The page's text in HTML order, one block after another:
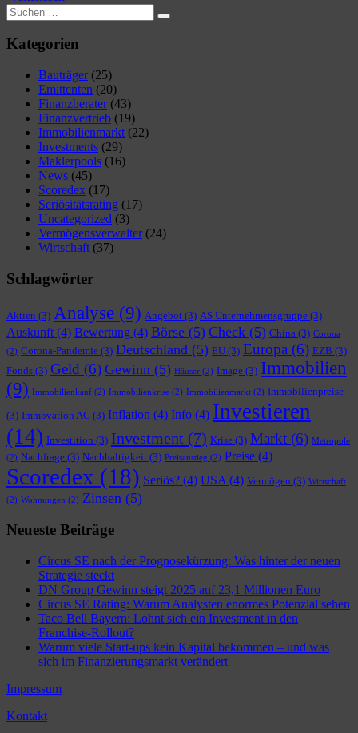
Suchen
nach:
Suchen
Kategorien
Bauträger(25)
Emittenten (20)
Finanzberater(43)
Finanzvertrieb (19)
Immobilienmarkt (22)
Investments (29)
Maklerpools (16)
News (45)
Scoredex (17)
Seriösitätsrating (17)
Uncategorized (3)
Vermögensverwalter(24)
Wirtschaft (37)
Schlagwörter
Aktien (3) Analyse (9) Angebot (3) AS Unternehmensgruppe (3)
Auskunft (4) Bewertung (4) Börse (5) Check (5) China (3) Corona
(2) Corona-Pandemie (3) Deutschland (5) EU (3) Europa (6) EZB (3)
Fonds (3) Geld (6) Gewinn (5) Häuser (2) Image (3) Immobilien
(9) Immobilienkauf (2) Immobilienkrise (2) Immobilienmarkt (2) Immobilienpreise
(3) Immovation AG (3) Inflation (4) Info (4) Investieren
(14) Investition (3) Investment (7) Krise (3) Markt (6) Metropole
(2) Nachfrage (3) Nachhaltigkeit (3) Preisanstieg (2) Preise (4)
Scoredex (18) Seriös? (4) USA (4) Vermögen (3) Wirtschaft
(2) Wohnungen (2) Zinsen (5)
Neueste Beiträge
Circus SE nach der Prognosekürzung: Was hinter der neuen
Strategie steckt
DN Group Gewinn steigt 2025 auf 23,1 Millionen Euro
Circus SE Rating: Warum Analysten enormes Potenzial sehen
Taco Bell Bayern: Lohnt sich ein Investment in den
Franchise-Rollout?
Warum viele Start-ups kein Kapital bekommen – und was
sich im Finanzierungsmarkt verändert
Impressum
Kontakt